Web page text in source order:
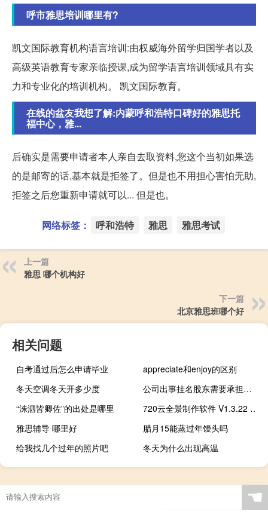
呼市雅思培训哪里有?
凯文国际教育机构语言培训:由权威海外留学归国学者以及
高级英语教育专家亲临授课,成为留学语言培训领域具有实
力和专业化的培训机构。 凯文国际教育。
在线的盆友我想了解:内蒙呼和浩特口碑好的雅思托
福中心，雅...
后确实是需要申请者本人亲自去取资料,您这个当初如果选
的是邮寄的话,基本就是拒签了。但是也不用担心害怕无助,
拒签之后您重新申请就可以... 但是也。
网络标签： 呼和浩特 雅思 雅思考试
上一篇
雅思 哪个机构好
下一篇
北京雅思班哪个好
相关问题
自考通过后怎么申请毕业
appreciate和enjoy的区别
冬天空调冬天开多少度
公司出事挂名股东需要承担责任的吗
“洙泗皆卿佐”的出处是哪里
720云全景制作软件 V1.3.22 绿色免费版（720云全景制作软件 V1.3.22 绿色免费版功能简介）
雅思辅导 哪里好
腊月15能蒸过年馒头吗
给我找几个过年的照片吧
冬天为什么出现高温
☚